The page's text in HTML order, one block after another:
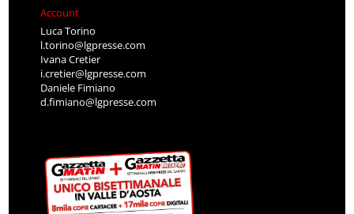
Account
Luca Torino
l.torino@lgpresse.com
Ivana Cretier
i.cretier@lgpresse.com
Daniele Fimiano
d.fimiano@lgpresse.com